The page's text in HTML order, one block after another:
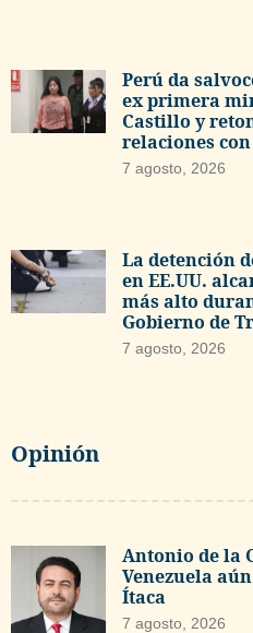
Perú da
ex primera
Castillo y
relaciones
7 agosto, 2026
La detención
en EE.UU.
más alto
Gobierno de
7 agosto, 2026
Opinión
Antonio de la
Venezuela
Ítaca
7 agosto, 2026